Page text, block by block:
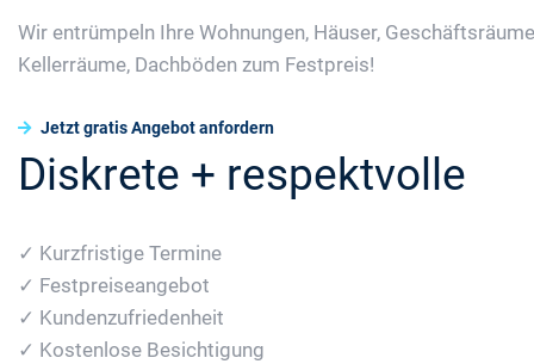
Wir entrümpeln Ihre Wohnungen, Häuser,
Kellerräume, Dachböden zum Festpreis!
Jetzt gratis Angebot anfordern
Diskrete + respektvolle
✓ Kurzfristige Termine
✓ Festpreiseangebot
✓ Kundenzufriedenheit
✓ Kostenlose Besichtigung